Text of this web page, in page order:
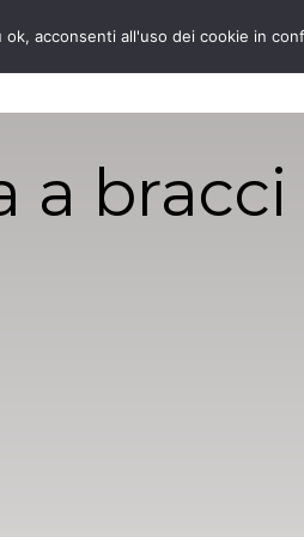
a
ok, acconsenti all'uso dei cookie in